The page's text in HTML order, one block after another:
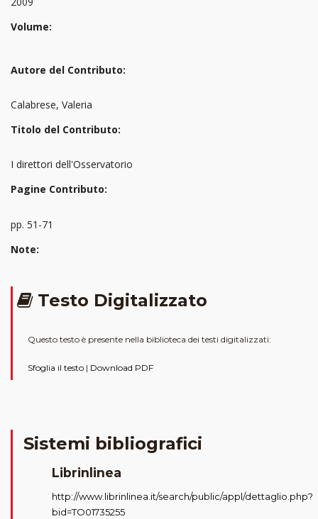
Volume:
Autore del Contributo:
Calabrese, Valeria
Titolo del Contributo:
I direttori dell'Osservatorio
Pagine Contributo:
pp. 51-71
Note:
Testo Digitalizzato
Questo testo è presente nella biblioteca dei testi digitalizzati:
Sfoglia il testo | Download PDF
Sistemi bibliografici
Librinlinea
http://www.librinlinea.it/search/public/appl/dettaglio.php?
bid=TO01735255